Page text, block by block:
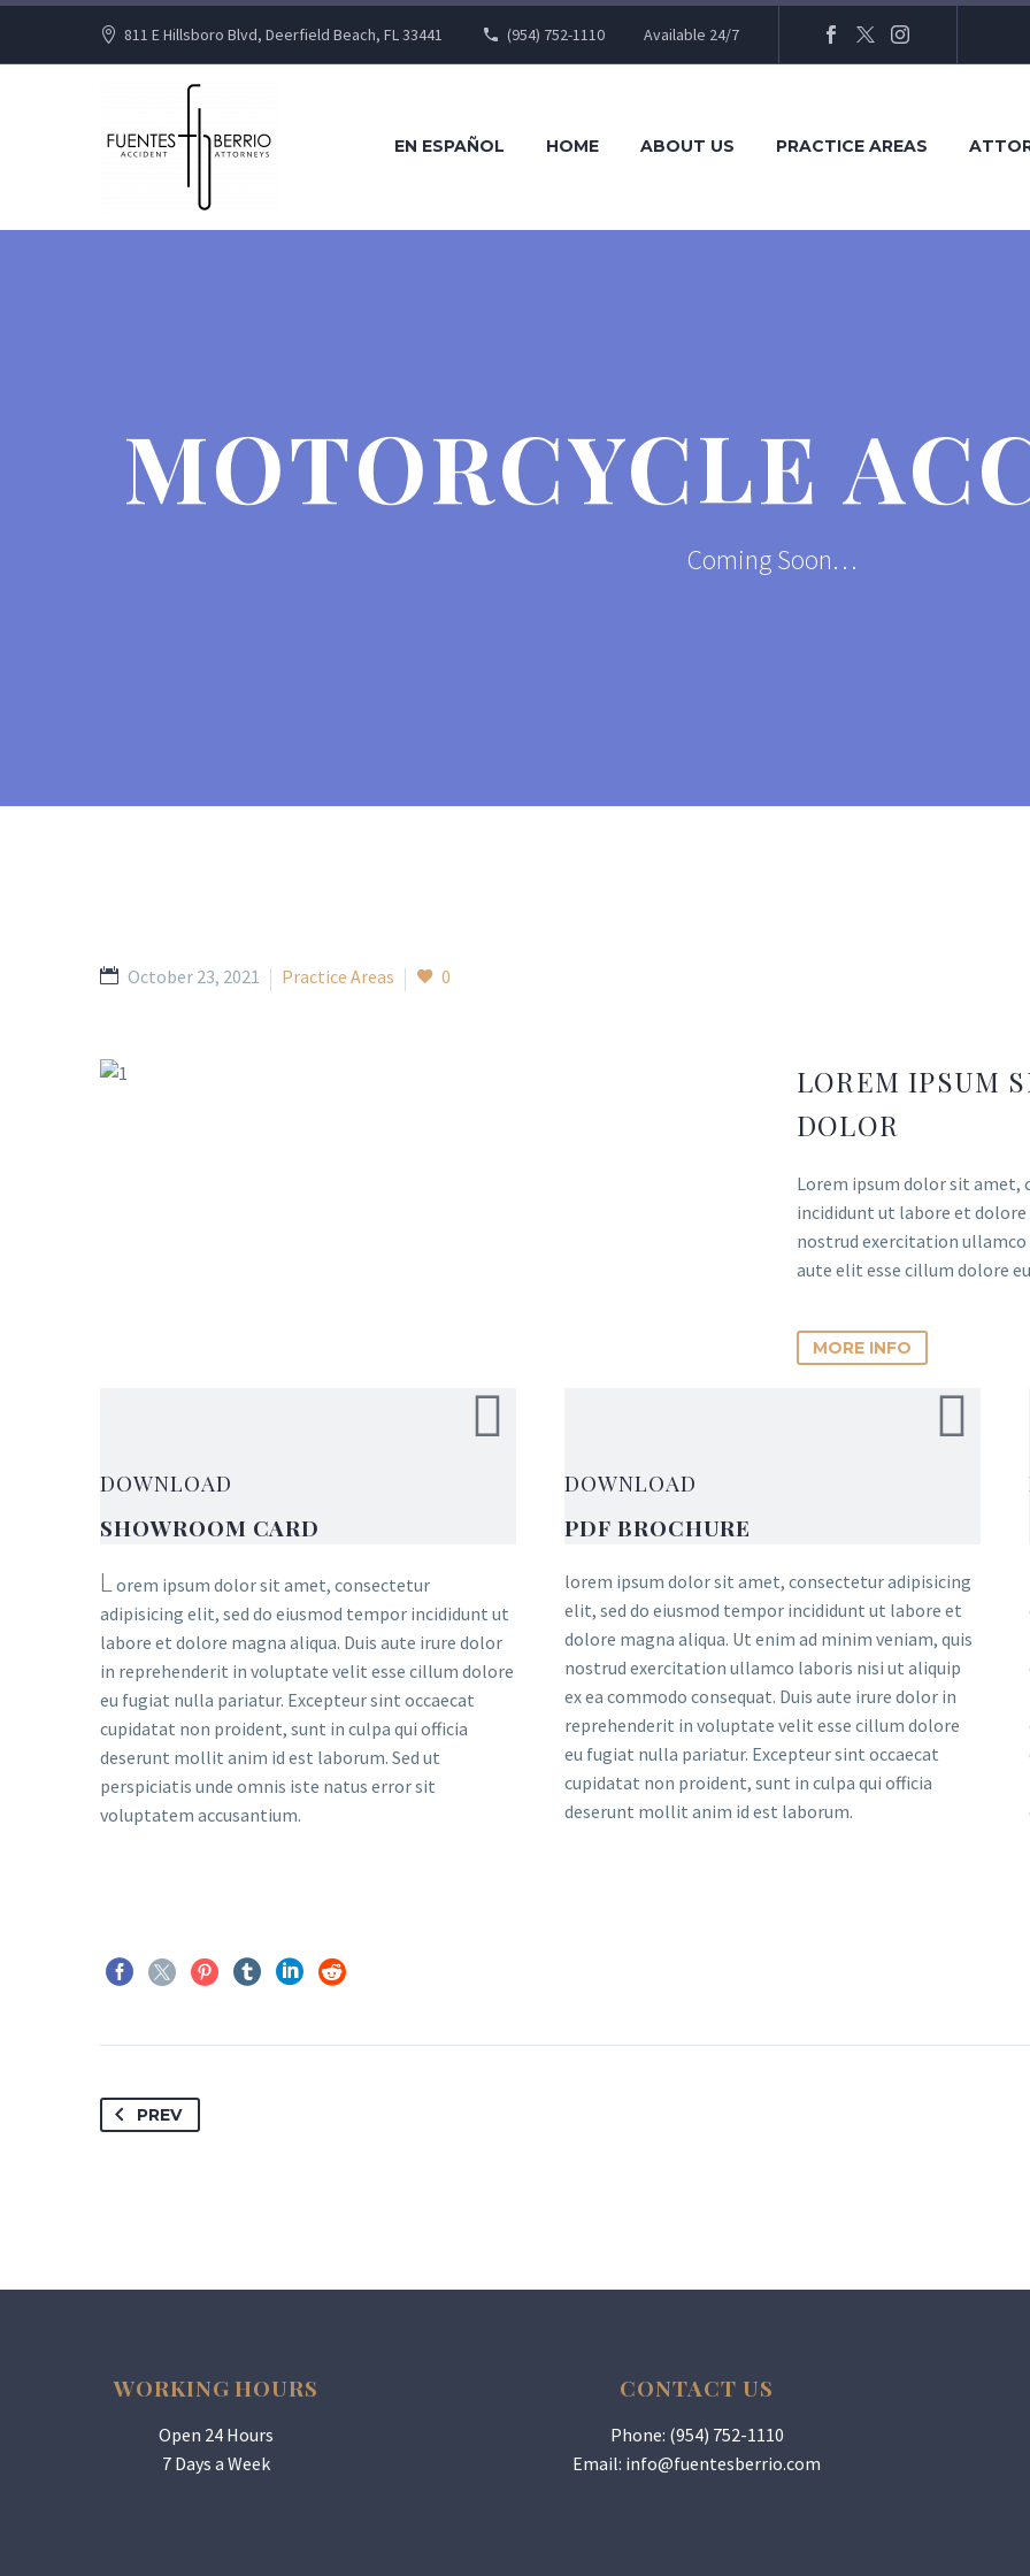
811 E Hillsboro Blvd, Deerfield Beach, FL 33441 (954) 752-1110 Available 24/7
EN ESPAÑOL HOME ABOUT US PRACTICE AREAS
MOTORCYCLE
Coming Soon…
October 23, 2021 Practice Areas 0
LOREM IPSUM
DOLOR
Lorem ipsum dolor sit amet,
incididunt ut labore et dolore
nostrud exercitation ullamco
aute elit esse cillum dolore
MORE INFO
DOWNLOAD
SHOWROOM CARD
DOWNLOAD
PDF BROCHURE
Lorem ipsum dolor sit amet, consectetur
adipisicing elit, sed do eiusmod tempor incididunt ut
labore et dolore magna aliqua. Duis aute irure dolor
in reprehenderit in voluptate velit esse cillum dolore
eu fugiat nulla pariatur. Excepteur sint occaecat
cupidatat non proident, sunt in culpa qui officia
deserunt mollit anim id est laborum. Sed ut
perspiciatis unde omnis iste natus error sit
voluptatem accusantium.
lorem ipsum dolor sit amet, consectetur adipisicing
elit, sed do eiusmod tempor incididunt ut labore et
dolore magna aliqua. Ut enim ad minim veniam, quis
nostrud exercitation ullamco laboris nisi ut aliquip
ex ea commodo consequat. Duis aute irure dolor in
reprehenderit in voluptate velit esse cillum dolore
eu fugiat nulla pariatur. Excepteur sint occaecat
cupidatat non proident, sunt in culpa qui officia
deserunt mollit anim id est laborum.
PREV
WORKING HOURS
Open 24 Hours
7 Days a Week
CONTACT US
Phone: (954) 752-1110
Email: info@fuentesberrio.com